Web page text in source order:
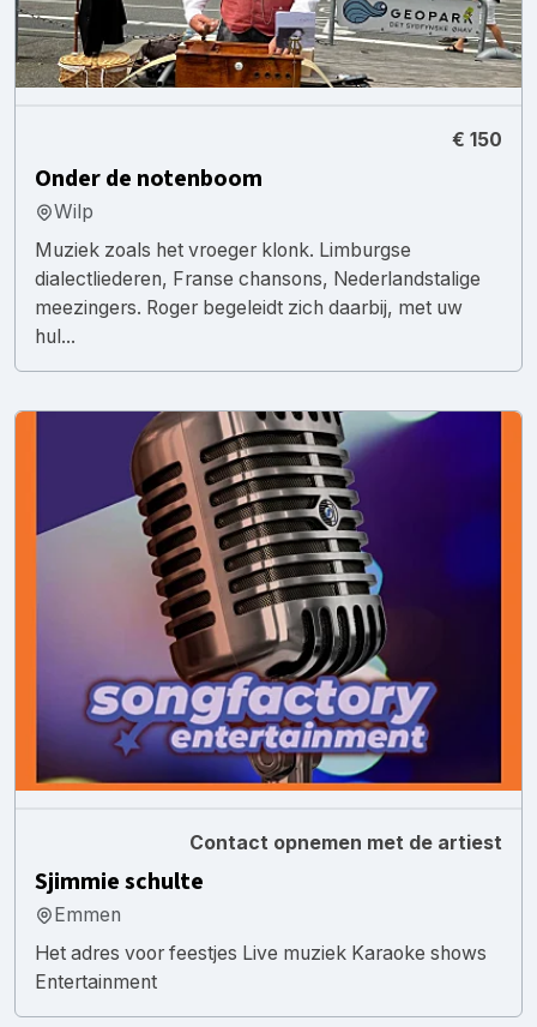
€ 150
Onder de notenboom
Wilp
Muziek zoals het vroeger klonk. Limburgse
dialectliederen, Franse chansons, Nederlandstalige
meezingers. Roger begeleidt zich daarbij, met uw
hul...
Contact opnemen met de artiest
Sjimmie schulte
Emmen
Het adres voor feestjes Live muziek Karaoke shows
Entertainment